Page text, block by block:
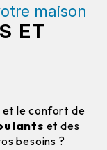
maison
ET
et le confort de
et des
besoins ?